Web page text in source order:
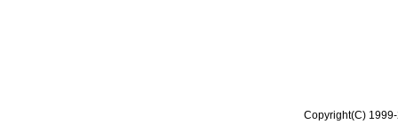
Copyright(C)